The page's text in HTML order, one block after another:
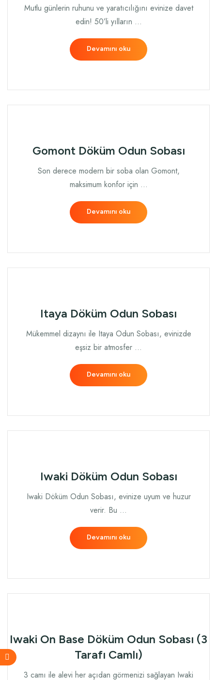
Mutlu günlerin ruhunu ve yaratıcılığını evinize davet
edin! 50’li yılların …
Devamını oku
Gomont Döküm Odun Sobası
Son derece modern bir soba olan Gomont,
maksimum konfor için …
Devamını oku
Itaya Döküm Odun Sobası
Mükemmel dizaynı ile Itaya Odun Sobası, evinizde
eşsiz bir atmosfer …
Devamını oku
Iwaki Döküm Odun Sobası
Iwaki Döküm Odun Sobası, evinize uyum ve huzur
verir. Bu …
Devamını oku
Iwaki On Base Döküm Odun Sobası (3
Tarafı Camlı)
3 camı ile alevi her açıdan görmenizi sağlayan Iwaki